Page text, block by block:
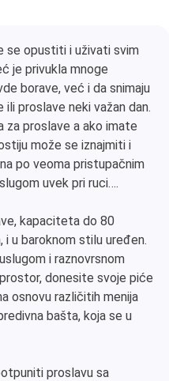
se opustiti i uživati svim
je privukla mnoge
borave, već i da snimaju
proslave neki važan dan.
za proslave a ako imate
može se iznajmiti i
po veoma pristupačnim
uvek pri ruci….
kapaciteta do 80
u baroknom stilu uređen.
i raznovrsnom
donesite svoje piće
osnovu različitih menija
bašta, koja se u
proslavu sa